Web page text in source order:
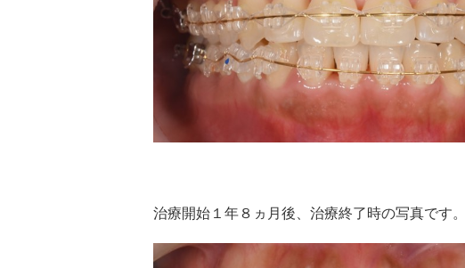
治療開始１年８ヵ月後、治療終了時の写真です。